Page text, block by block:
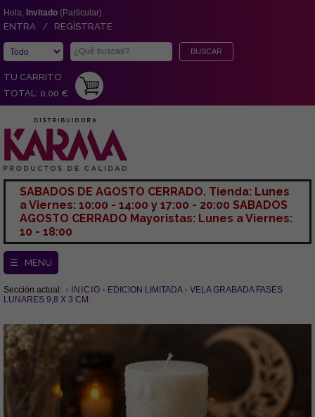
Hola, Invitado (Particular)
ENTRA / REGÍSTRATE
TU CARRITO
TOTAL: 0,00 €
SABADOS DE AGOSTO CERRADO. Tienda: Lunes
a Viernes: 10:00 - 14:00 y 17:00 - 20:00 SABADOS
AGOSTO CERRADO Mayoristas: Lunes a Viernes:
10 - 18:00
☰ MENU
Sección actual: INICIO EDICION LIMITADA
VELA GRABADA FASES
LUNARES 9,8 X 3 CM.